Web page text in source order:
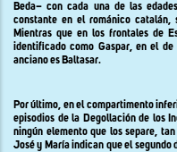
Beda– con cada una de las
constante en el románico catalán,
Mientras que en los frontales de
identificado como Gaspar, en el
anciano es Baltasar.
Por último, en el compartimento
episodios de la Degollación de los
ningún elemento que los separe,
José y María indican que el segundo